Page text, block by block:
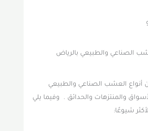
الصناعي والطبيعي بالرياض
أنواع العشب الصناعي والطبيعي
والمنتزهات والحدائق . وفيما يلي
شيوعًا: